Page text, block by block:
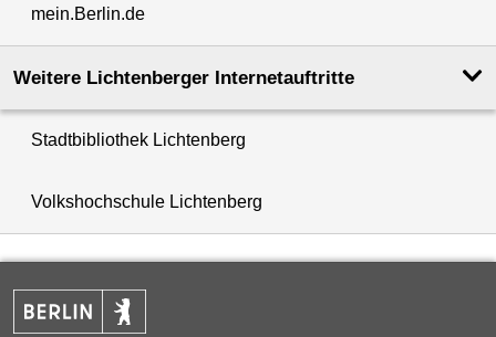
mein.Berlin.de
Weitere Lichtenberger Internetauftritte
Stadtbibliothek Lichtenberg
Volkshochschule Lichtenberg